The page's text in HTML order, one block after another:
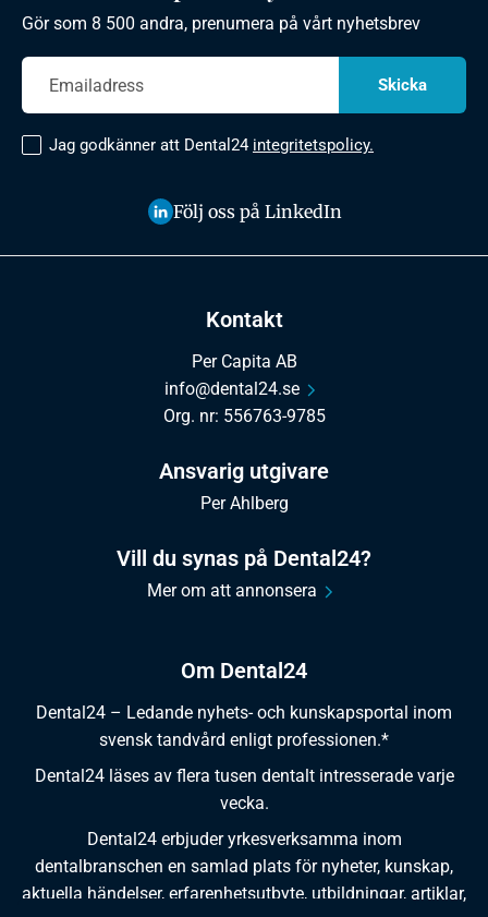
Om Dental24
Dental24 – Ledande nyhets- och kunskapsportal inom
svensk tandvård enligt professionen.*
Dental24 läses av flera tusen dentalt intresserade varje
vecka.
Dental24 erbjuder yrkesverksamma inom
dentalbranschen en samlad plats för nyheter, kunskap,
aktuella händelser, erfarenhetsutbyte, utbildningar, artiklar,
Kontakt
Per Capita AB
info@dental24.se
Org. nr: 556763-9785
Ansvarig utgivare
Per Ahlberg
Vill du synas på Dental24?
Mer om att annonsera
Gör som 8 500 andra, prenumera på vårt nyhetsbrev
Jag godkänner att Dental24 integritetspolicy.
Följ oss på LinkedIn